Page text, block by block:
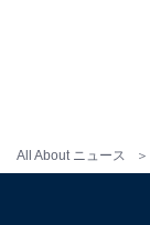
All About ニュース